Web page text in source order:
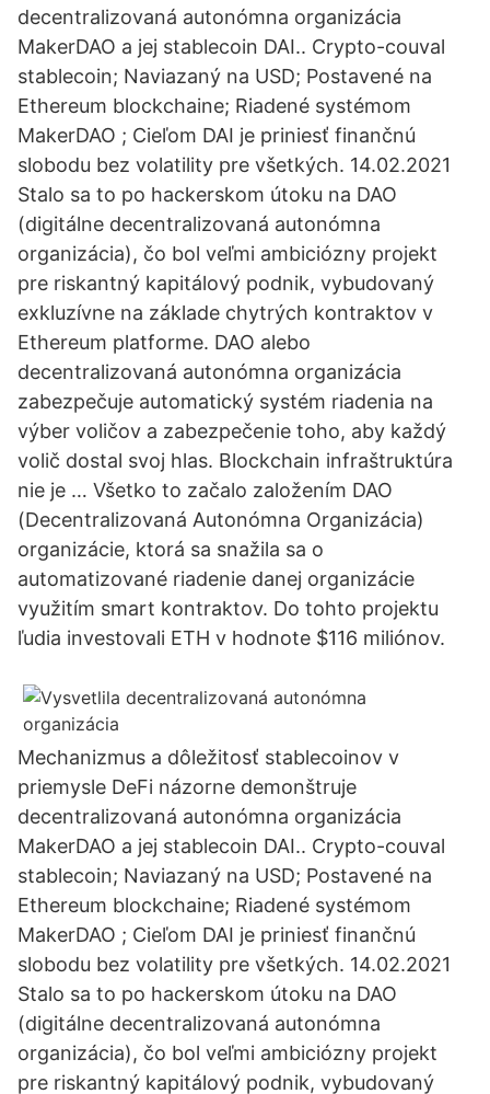
decentralizovaná autonómna organizácia
MakerDAO a jej stablecoin DAI.. Crypto-couval
stablecoin; Naviazaný na USD; Postavené na
Ethereum blockchaine; Riadené systémom
MakerDAO ; Cieľom DAI je priniesť finančnú
slobodu bez volatility pre všetkých. 14.02.2021
Stalo sa to po hackerskom útoku na DAO
(digitálne decentralizovaná autonómna
organizácia), čo bol veľmi ambiciózny projekt
pre riskantný kapitálový podnik, vybudovaný
exkluzívne na základe chytrých kontraktov v
Ethereum platforme. DAO alebo
decentralizovaná autonómna organizácia
zabezpečuje automatický systém riadenia na
výber voličov a zabezpečenie toho, aby každý
volič dostal svoj hlas. Blockchain infraštruktúra
nie je … Všetko to začalo založením DAO
(Decentralizovaná Autonómna Organizácia)
organizácie, ktorá sa snažila sa o
automatizované riadenie danej organizácie
využitím smart kontraktov. Do tohto projektu
ľudia investovali ETH v hodnote $116 miliónov.
Mechanizmus a dôležitosť stablecoinov v
priemysle DeFi názorne demonštruje
decentralizovaná autonómna organizácia
MakerDAO a jej stablecoin DAI.. Crypto-couval
stablecoin; Naviazaný na USD; Postavené na
Ethereum blockchaine; Riadené systémom
MakerDAO ; Cieľom DAI je priniesť finančnú
slobodu bez volatility pre všetkých. 14.02.2021
Stalo sa to po hackerskom útoku na DAO
(digitálne decentralizovaná autonómna
organizácia), čo bol veľmi ambiciózny projekt
pre riskantný kapitálový podnik, vybudovaný